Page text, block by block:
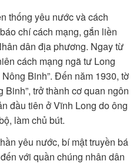
thống yêu nước và cách
chí cách mạng, gắn liền
dân địa phương. Ngay từ
cách mạng ngã tư Long
Binh”. Đến năm 1930, tờ
Binh”, trở thành cơ quan ngôn
đầu tiên ở Vĩnh Long do ông
làm chủ bút.
yêu nước, bí mật truyền bá
với quần chúng nhân dân